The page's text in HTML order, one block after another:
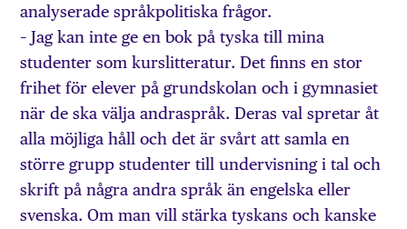
analyserade språkpolitiska frågor.
– Jag kan inte ge en bok på tyska till mina
studenter som kurslitteratur. Det finns en stor
frihet för elever på grundskolan och i gymnasiet
när de ska välja andraspråk. Deras val spretar åt
alla möjliga håll och det är svårt att samla en
större grupp studenter till undervisning i tal och
skrift på några andra språk än engelska eller
svenska. Om man vill stärka tyskans och kanske